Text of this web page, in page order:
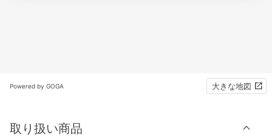
Powered by GOGA 大きな地図
取り扱い商品